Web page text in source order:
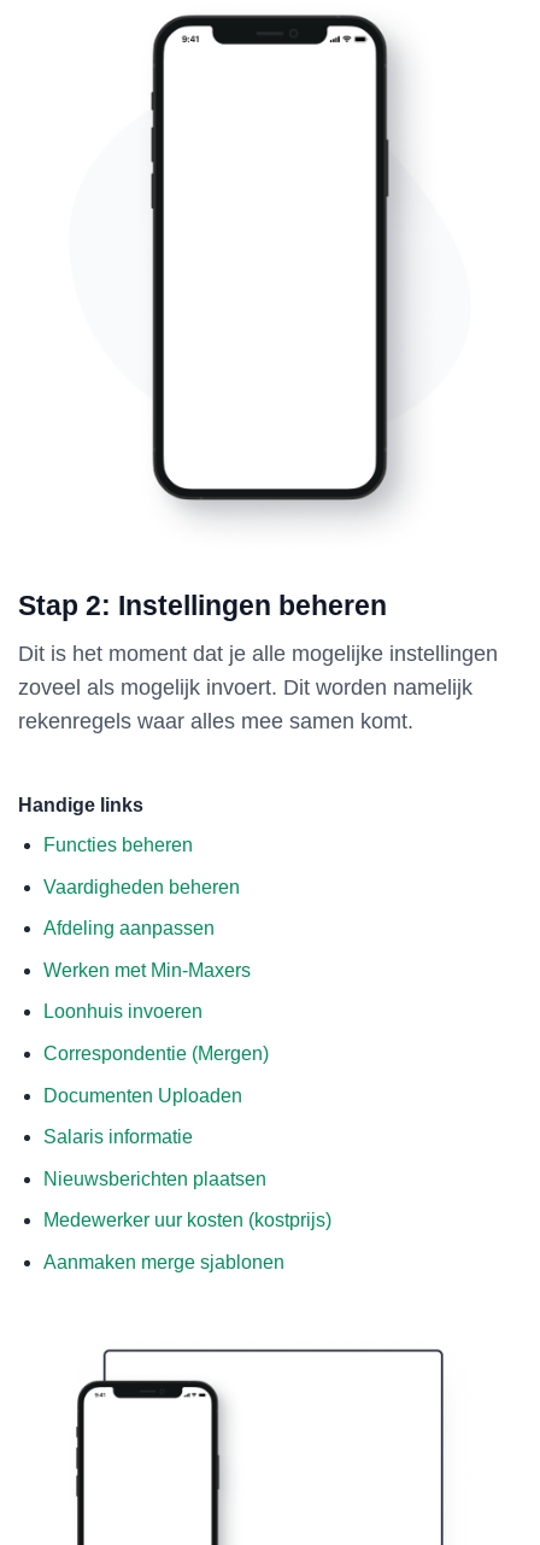
Stap 2: Instellingen beheren
Dit is het moment dat je alle mogelijke instellingen
zoveel als mogelijk invoert. Dit worden namelijk
rekenregels waar alles mee samen komt.
Handige links
Functies beheren
Vaardigheden beheren
Afdeling aanpassen
Werken met Min-Maxers
Loonhuis invoeren
Correspondentie (Mergen)
Documenten Uploaden
Salaris informatie
Nieuwsberichten plaatsen
Medewerker uur kosten (kostprijs)
Aanmaken merge sjablonen